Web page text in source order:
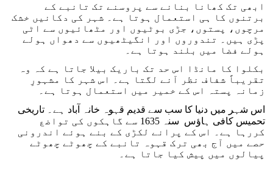
ابھی تک کھانا بنانے سے پروسنے تک تانبے کے
برتنوں کا ہی استعمال ہوتا ہے۔ شہر کی دکانیں خشک
مرچوں، پستوں، جڑی بوٹیوں اور مٹھائیوں سے اٹی
پڑی ہیں۔ تندوروں اور انگیٹھیوں سے دھواں ہولے
ہولے فضا میں بلند ہوتا ہے۔
بکلوا کا مانڈا اس حد تک باریک بیلا جاتا ہے کہ وہ
تقریباً شفاف نظر آنے لگتا ہے۔ اس شہر کا مشہورِ
زمانہ پستہ اس کے خمیر میں استعمال ہوتا ہے۔
اس شہر میں دنیا کا سب سے قدیم قہوہ خانہ آباد ہے۔ تاریخی
تحمیس کافی ہاؤس سنہ 1635 سے گاہکوں کی تواضع
کررہا ہے۔ اس کے پرانے لکڑی کے بنے ہوئے اندرونی
حصے میں آج بھی ترک قہوہ تانبے کے چھوٹے چھوٹے
پیالوں میں پیش کیا جاتا ہے۔